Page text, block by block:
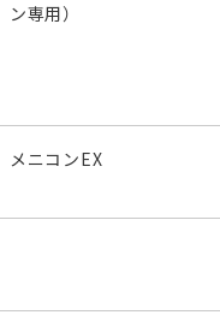
ン専用）
メニコンEX